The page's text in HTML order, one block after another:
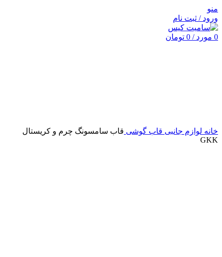
منو
ورود / ثبت نام
0 مورد /
0 تومان
خانه لوازم جانبی قاب گوشی قاب سامسونگ چرم و کریستال
GKK